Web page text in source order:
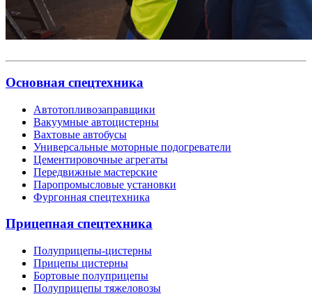
Основная спецтехника
Автотопливозаправщики
Вакуумные автоцистерны
Вахтовые автобусы
Универсальные моторные подогреватели
Цементировочные агрегаты
Передвижные мастерские
Паропромысловые установки
Фургонная спецтехника
Прицепная спецтехника
Полуприцепы-цистерны
Прицепы цистерны
Бортовые полуприцепы
Полуприцепы тяжеловозы